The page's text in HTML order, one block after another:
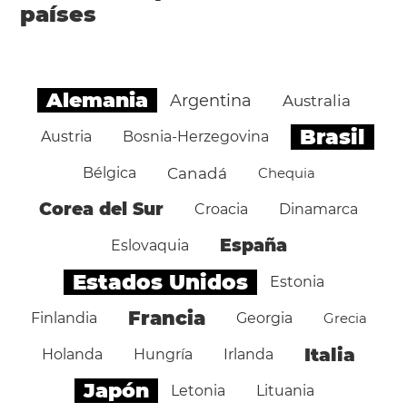
países
Alemania Argentina Australia
Austria Bosnia-Herzegovina Brasil
Bélgica Canadá Chequia
Corea del Sur Croacia Dinamarca
Eslovaquia España
Estados Unidos Estonia
Finlandia Francia Georgia Grecia
Holanda Hungría Irlanda Italia
Japón Letonia Lituania